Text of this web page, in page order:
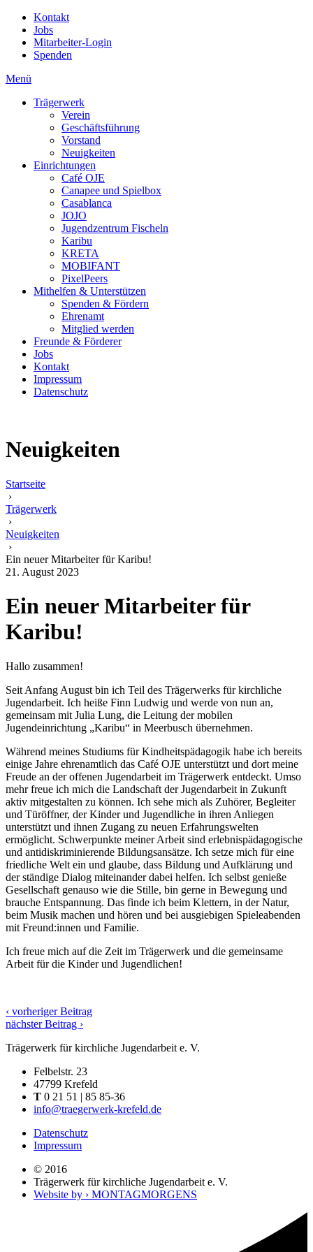
Kontakt
Jobs
Mitarbeiter-Login
Spenden
Menü
Trägerwerk
Verein
Geschäftsführung
Vorstand
Neuigkeiten
Einrichtungen
Café OJE
Canapee und Spielbox
Casablanca
JOJO
Jugendzentrum Fischeln
Karibu
KRETA
MOBIFANT
PixelPeers
Mithelfen & Unterstützen
Spenden & Fördern
Ehrenamt
Mitglied werden
Freunde & Förderer
Jobs
Kontakt
Impressum
Datenschutz
Neuigkeiten
Startseite
›
Trägerwerk
›
Neuigkeiten
›
Ein neuer Mitarbeiter für Karibu!
21. August 2023
Ein neuer Mitarbeiter für
Karibu!
Hallo zusammen!
Seit Anfang August bin ich Teil des Trägerwerks für kirchliche
Jugendarbeit. Ich heiße Finn Ludwig und werde von nun an,
gemeinsam mit Julia Lung, die Leitung der mobilen
Jugendeinrichtung „Karibu“ in Meerbusch übernehmen.
Während meines Studiums für Kindheitspädagogik habe ich bereits
einige Jahre ehrenamtlich das Café OJE unterstützt und dort meine
Freude an der offenen Jugendarbeit im Trägerwerk entdeckt. Umso
mehr freue ich mich die Landschaft der Jugendarbeit in Zukunft
aktiv mitgestalten zu können. Ich sehe mich als Zuhörer, Begleiter
und Türöffner, der Kinder und Jugendliche in ihren Anliegen
unterstützt und ihnen Zugang zu neuen Erfahrungswelten
ermöglicht. Schwerpunkte meiner Arbeit sind erlebnispädagogische
und antidiskriminierende Bildungsansätze. Ich setze mich für eine
friedliche Welt ein und glaube, dass Bildung und Aufklärung und
der ständige Dialog miteinander dabei helfen. Ich selbst genieße
Gesellschaft genauso wie die Stille, bin gerne in Bewegung und
brauche Entspannung. Das finde ich beim Klettern, in der Natur,
beim Musik machen und hören und bei ausgiebigen Spieleabenden
mit Freund:innen und Familie.
Ich freue mich auf die Zeit im Trägerwerk und die gemeinsame
Arbeit für die Kinder und Jugendlichen!
‹ vorheriger Beitrag
nächster Beitrag ›
Trägerwerk für kirchliche Jugendarbeit e. V.
Felbelstr. 23
47799 Krefeld
T 0 21 51 | 85 85-36
info@traegerwerk-krefeld.de
Datenschutz
Impressum
© 2016
Trägerwerk für kirchliche Jugendarbeit e. V.
Website by › MONTAGMORGENS